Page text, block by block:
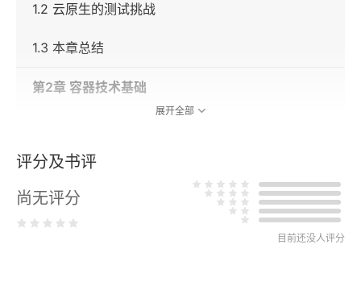
1.2 云原生的测试挑战
1.3 本章总结
第2章 容器技术基础
2.1.1 Selenium Grid
2.1.2 Docker部署Selenium Grid
展开全部
评分及书评
尚无评分
目前还没人评分